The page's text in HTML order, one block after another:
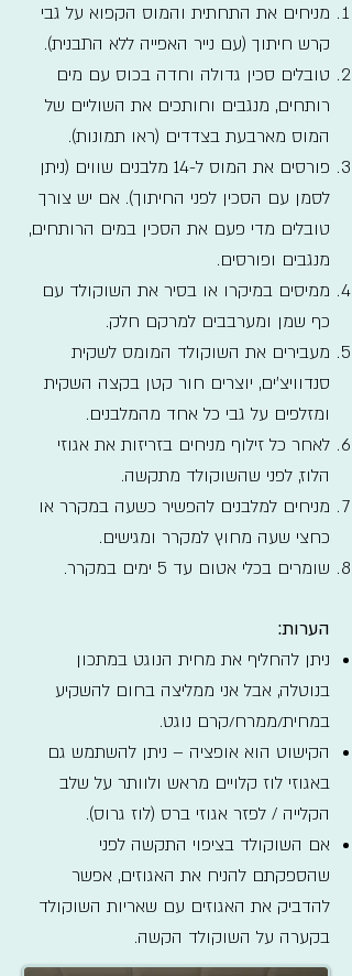
מניחים את התחתית והמוס הקפוא על גבי
קרש חיתוך (עם נייר האפייה ללא התבנית).
טובלים סכין גדולה וחדה בכוס עם מים
רותחים, מנגבים וחותכים את השוליים של
המוס מארבעת בצדדים (ראו תמונות).
פורסים את המוס ל-14 מלבנים שווים (ניתן
לסמן עם הסכין לפני החיתוך). אם יש צורך
טובלים מדי פעם את הסכין במים הרותחים,
מנגבים ופורסים.
ממיסים במיקרו או בסיר את השוקולד עם
כף שמן ומערבבים למרקם חלק.
מעבירים את השוקולד המומס לשקית
סנדוויצ'ים, יוצרים חור קטן בקצה השקית
ומזלפים על גבי כל אחד מהמלבנים.
לאחר כל זילוף מניחים בזריזות את אגוזי
הלוז, לפני שהשוקולד מתקשה.
מניחים למלבנים להפשיר כשעה במקרר או
כחצי שעה מחוץ למקרר ומגישים.
שומרים בכלי אטום עד 5 ימים במקרר.
הערות:
ניתן להחליף את מחית הנוגט במתכון
בנוטלה, אבל אני ממליצה בחום להשקיע
במחית/ממרח/קרם נוגט.
הקישוט הוא אופציה – ניתן להשתמש גם
באגוזי לוז קלויים מראש ולוותר על שלב
הקלייה / לפזר אגוזי ברס (לוז גרוס).
אם השוקולד בציפוי התקשה לפני
שהספקתם להניח את האגוזים, אפשר
להדביק את האגוזים עם שאריות השוקולד
בקערה על השוקולד הקשה.